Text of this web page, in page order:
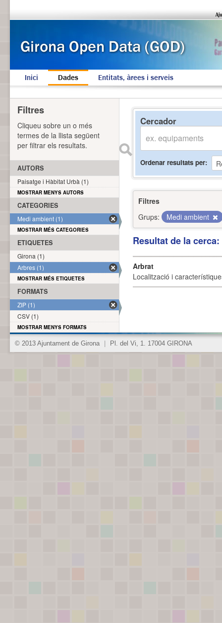
Inici Dades Entitats, àrees i serveis
Cercador
Ordenar resultats per
Filtres
Grups:
Medi ambient
Resultat de la
Arbrat
Localització i
Filtres
Cliqueu sobre un o més
termes de la llista següent
per filtrar els resultats.
AUTORS
Paisatge i Hàbitat Urbà (1)
MOSTRAR MENYS AUTORS
CATEGORIES
Medi ambient (1)
MOSTRAR MÉS CATEGORIES
ETIQUETES
Girona (1)
Arbres (1)
MOSTRAR MÉS ETIQUETES
FORMATS
ZIP (1)
CSV (1)
MOSTRAR MENYS FORMATS
© 2013 Ajuntament de Girona Pl. del Vi, 1. 17004 GIRONA